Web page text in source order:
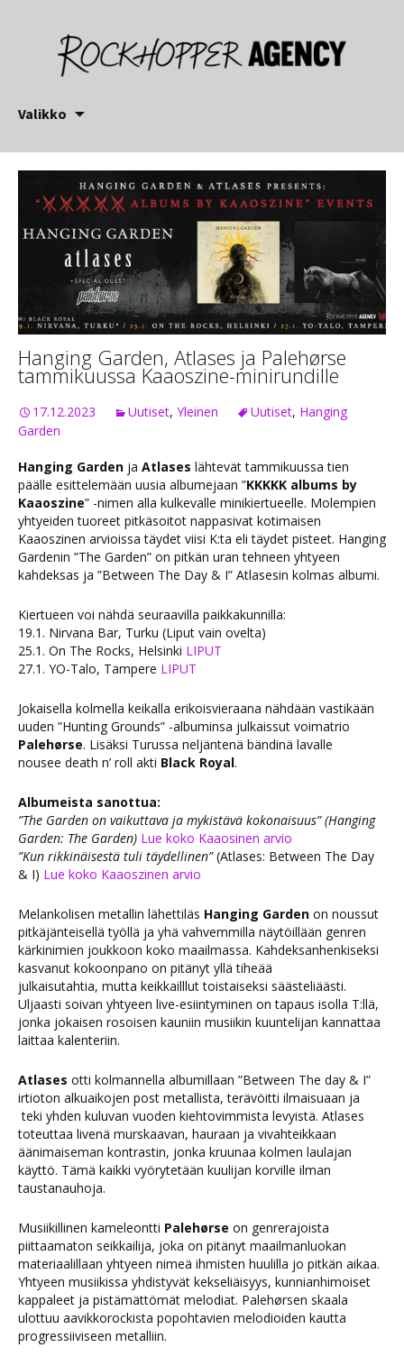
Valikko
Hanging Garden, Atlases ja Palehørse
tammikuussa Kaaoszine-minirundille
17.12.2023 Uutiset, Yleinen Uutiset, Hanging
Garden
Hanging Garden ja Atlases lähtevät tammikuussa tien
päälle esittelemään uusia albumejaan ”KKKKK albums by
Kaaoszine” -nimen alla kulkevalle minikiertueelle. Molempien
yhtyeiden tuoreet pitkäsoitot nappasivat kotimaisen
Kaaoszinen arvioissa täydet viisi K:ta eli täydet pisteet. Hanging
Gardenin ”The Garden” on pitkän uran tehneen yhtyeen
kahdeksas ja ”Between The Day & I” Atlasesin kolmas albumi.
Kiertueen voi nähdä seuraavilla paikkakunnilla:
19.1. Nirvana Bar, Turku (Liput vain ovelta)
25.1. On The Rocks, Helsinki LIPUT
27.1. YO-Talo, Tampere LIPUT
Jokaisella kolmella keikalla erikoisvieraana nähdään vastikään
uuden ”Hunting Grounds” -albuminsa julkaissut voimatrio
Palehørse. Lisäksi Turussa neljäntenä bändinä lavalle
nousee death n’ roll akti Black Royal.
Albumeista sanottua:
”The Garden on vaikuttava ja mykistävä kokonaisuus” (Hanging
Garden: The Garden) Lue koko Kaaosinen arvio
”Kun rikkinäisestä tuli täydellinen”(Atlases: Between The Day
& I) Lue koko Kaaoszinen arvio
Melankolisen metallin lähettiläs Hanging Garden on noussut
pitkäjänteisellä työllä ja yhä vahvemmilla näytöillään genren
kärkinimien joukkoon koko maailmassa. Kahdeksanhenkiseksi
kasvanut kokoonpano on pitänyt yllä tiheää
julkaisutahtia, mutta keikkailllut toistaiseksi säästeliäästi.
Uljaasti soivan yhtyeen live-esiintyminen on tapaus isolla T:llä,
jonka jokaisen rosoisen kauniin musiikin kuuntelijan kannattaa
laittaa kalenteriin.
Atlases otti kolmannella albumillaan ”Between The day & I”
irtioton alkuaikojen post metallista, terävöitti ilmaisuaan ja
teki yhden kuluvan vuoden kiehtovimmista levyistä. Atlases
toteuttaa livenä murskaavan, hauraan ja vivahteikkaan
äänimaiseman kontrastin, jonka kruunaa kolmen laulajan
käyttö. Tämä kaikki vyörytetään kuulijan korville ilman
taustanauhoja.
Musiikillinen kameleontti Palehørse on genrerajoista
piittaamaton seikkailija, joka on pitänyt maailmanluokan
materiaalillaan yhtyeen nimeä ihmisten huulilla jo pitkän aikaa.
Yhtyeen musiikissa yhdistyvät kekseliäisyys, kunnianhimoiset
kappaleet ja pistämättömät melodiat. Palehørsen skaala
ulottuu aavikkorockista popohtavien melodioiden kautta
progressiiviseen metalliin.